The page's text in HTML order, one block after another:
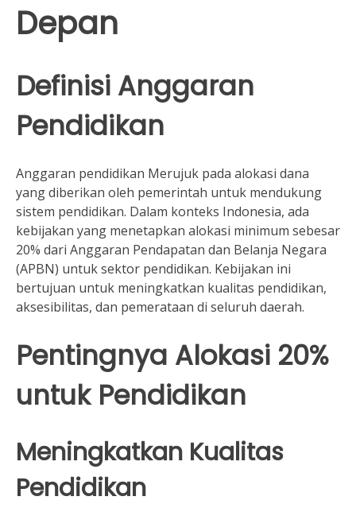
Depan
Definisi Anggaran
Pendidikan
Anggaran pendidikan Merujuk pada alokasi dana
yang diberikan oleh pemerintah untuk mendukung
sistem pendidikan. Dalam konteks Indonesia, ada
kebijakan yang menetapkan alokasi minimum sebesar
20% dari Anggaran Pendapatan dan Belanja Negara
(APBN) untuk sektor pendidikan. Kebijakan ini
bertujuan untuk meningkatkan kualitas pendidikan,
aksesibilitas, dan pemerataan di seluruh daerah.
Pentingnya Alokasi 20%
untuk Pendidikan
Meningkatkan Kualitas
Pendidikan